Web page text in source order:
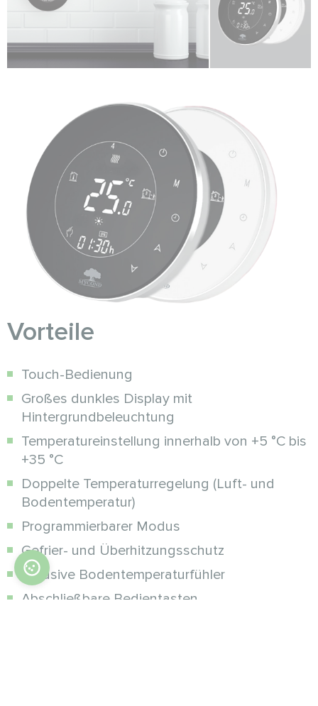
Vorteile
Touch-Bedienung
Großes dunkles Display mit
Hintergrundbeleuchtung
Temperatureinstellung innerhalb von +5 °C bis
+35 °C
Doppelte Temperaturregelung (Luft- und
Bodentemperatur)
Programmierbarer Modus
Gefrier- und Überhitzungsschutz
Inklusive Bodentemperaturfühler
Abschließbare Bedientasten